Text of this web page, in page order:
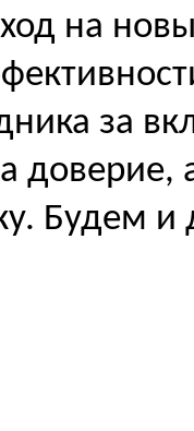
на
за
доверие,
Будем и